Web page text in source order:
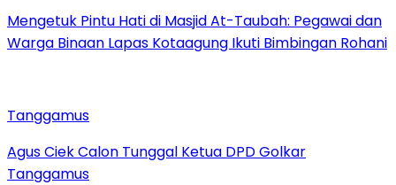
Mengetuk Pintu Hati di Masjid At-Taubah: Pegawai dan
Warga Binaan Lapas Kotaagung Ikuti Bimbingan Rohani
Tanggamus
Agus Ciek Calon Tunggal Ketua DPD Golkar
Tanggamus